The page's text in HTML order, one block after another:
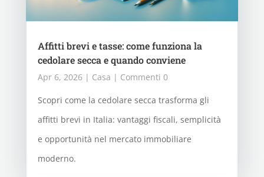
Affitti brevi e tasse: come funziona la
cedolare secca e quando conviene
Apr 6, 2026| Casa | Commenti 0
Scopri come la cedolare secca trasforma gli
affitti brevi in Italia: vantaggi fiscali, semplicità
e opportunità nel mercato immobiliare
moderno.